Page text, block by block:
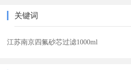
关键词
江苏南京四氟砂芯过滤1000ml